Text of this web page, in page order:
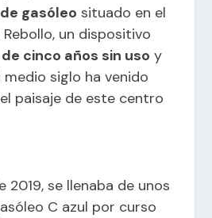
gasóleo situado en el
un dispositivo
cinco años sin uso y
siglo ha venido
paisaje de este centro
se llenaba de unos
C azul por curso